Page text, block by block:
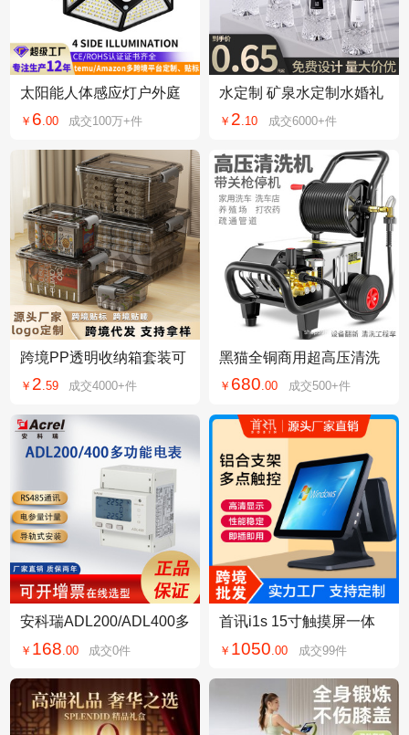
太阳能人体感应灯户外庭
室外节能led壁灯
￥ 6.00 成交100万+件
水定制 矿泉水定制水婚礼
端企业定制水
￥ 2.10 成交6000+件
跨境PP透明收纳箱套装可
厚塑料衣厨储物箱
￥ 2.59 成交4000+件
黑猫全铜商用超高压清洗
大功率洗车店水泵
￥ 680.00 成交500+件
安科瑞ADL200/ADL400多
认证CE认证485通讯
￥ 168 00 成交0件
首讯i1s 15寸触摸屏一体
水果烟草超市便利
￥ 1050 .00 成交99件